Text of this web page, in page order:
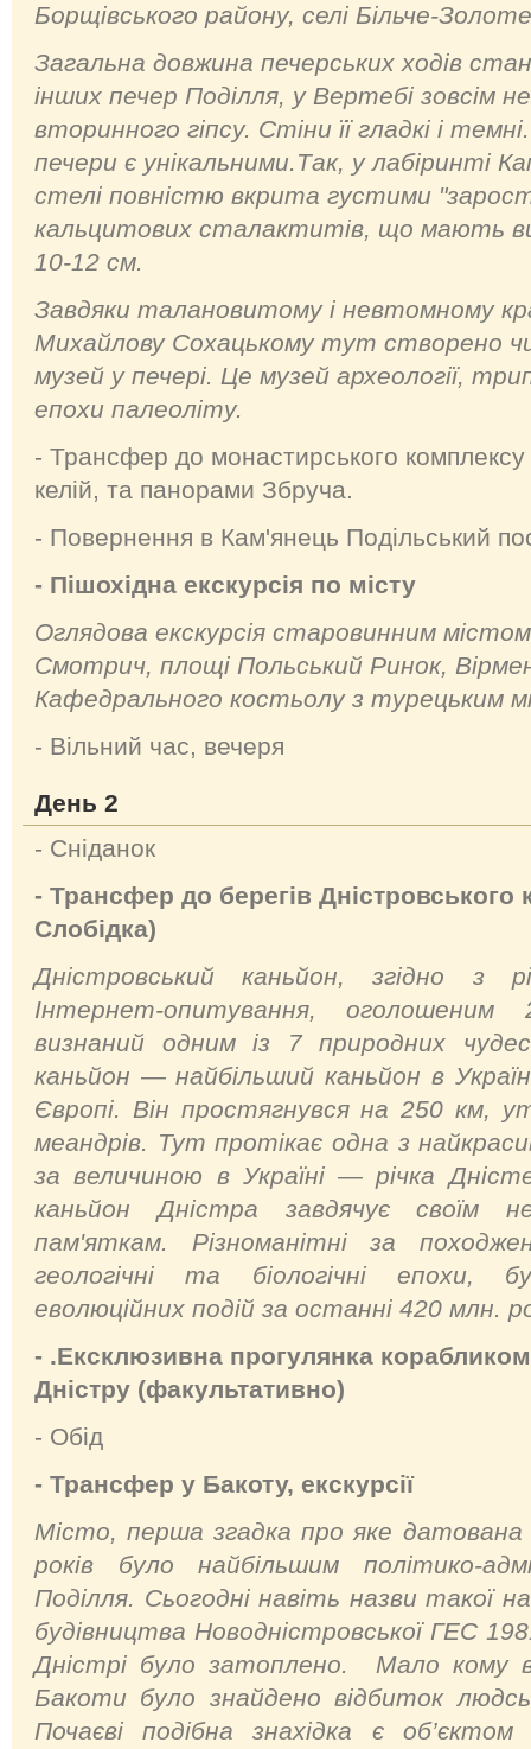
Борщівського району, селі Більче-
Загальна довжина печерських ходів
інших печер Поділля, у Вертебі зовсім
вторинного гіпсу. Стіни її гладкі і
печери є унікальними.Так, у лабіринті
стелі повністю вкрита густими
кальцитових сталактитів, що мають
10-12 см.
Завдяки талановитому і невтомному
Михайлову Сохацькому тут створено
музей у печері. Це музей археології,
епохи палеоліту.
- Трансфер до монастирського
келій, та панорами Збруча.
- Повернення в Кам'янець Подільський
- Пішохідна екскурсія по місту
Оглядова екскурсія старовинним
Смотрич, площі Польський Ринок,
Кафедрального коcтьолу з турецьким
- Вільний час, вечеря
День 2
- Сніданок
- Трансфер до берегів Дністровського
Слобідка)
Дністровський каньйон, згідно з
Інтернет-опитування,
визнаний одним із 7 природних
каньйон — найбільший каньйон в
Європі. Він простягнувся на 250 км,
меандрів. Тут протікає одна з
за величиною в Україні — річка
каньйон Дністра завдячує своїм
пам'яткам. Різноманітні за
геологічні та біологічні епохи,
еволюційних подій за останні 420 млн.
- .Ексклюзивна прогулянка
Дністру (факультативно)
- Обід
- Трансфер у Бакоту, екскурсії
Місто, перша згадка про яке
років було найбільшим політико-
Поділля. Сьогодні навіть назви такої
будівництва Новодністровської ГЕС
Дністрі було затоплено. Мало кому
Бакоти було знайдено відбиток
Почаєві подібна знахідка є